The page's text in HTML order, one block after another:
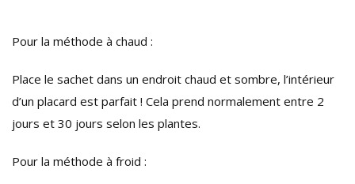
Pour la méthode à chaud :
Place le sachet dans un endroit chaud et sombre, l’intérieur
d’un placard est parfait ! Cela prend normalement entre 2
jours et 30 jours selon les plantes.
Pour la méthode à froid :